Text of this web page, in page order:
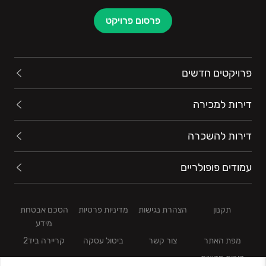
פרסום פרויקט
פרויקטים חדשים
דירות למכירה
דירות להשכרה
עמודים פופולריים
תקנון הצהרת נגישות מדיניות פרטיות
הסכם אבטחת
מידע
מפת האתר
צור קשר ביטול עסקה
קריירה ביד2
דירות חדשות